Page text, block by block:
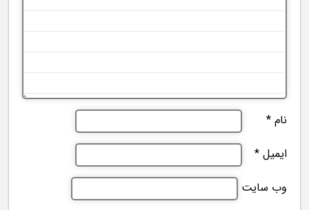
نام *
ایمیل *
وب‌ سایت